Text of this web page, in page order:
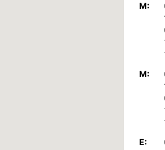
M:
M:
E: